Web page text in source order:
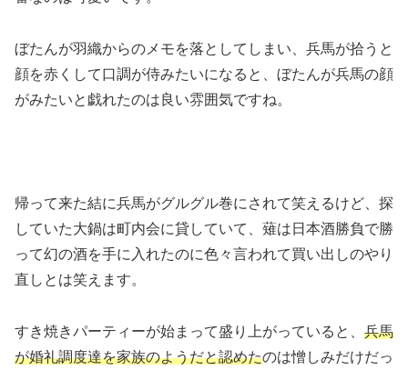
ぼたんが羽織からのメモを落としてしまい、兵馬が拾うと
顔を赤くして口調が侍みたいになると、ぼたんが兵馬の顔
がみたいと戯れたのは良い雰囲気ですね。
帰って来た結に兵馬がグルグル巻にされて笑えるけど、探
していた大鍋は町内会に貸していて、薙は日本酒勝負で勝
って幻の酒を手に入れたのに色々言われて買い出しのやり
直しとは笑えます。
すき焼きパーティーが始まって盛り上がっていると、 兵馬
が婚礼調度達を家族のようだと認めたのは憎しみだけだっ